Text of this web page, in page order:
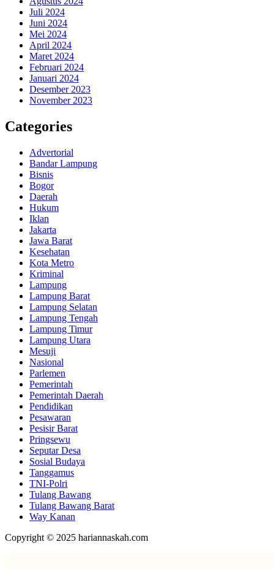
Juli 2024
Juni 2024
Mei 2024
April 2024
Maret 2024
Februari 2024
Januari 2024
Desember 2023
November 2023
Categories
Advertorial
Bandar Lampung
Bisnis
Bogor
Daerah
Hukum
Iklan
Jakarta
Jawa Barat
Kesehatan
Kota Metro
Kriminal
Lampung
Lampung Barat
Lampung Selatan
Lampung Tengah
Lampung Timur
Lampung Utara
Mesuji
Nasional
Parlemen
Pemerintah
Pemerintah Daerah
Pendidikan
Pesawaran
Pesisir Barat
Pringsewu
Seputar Desa
Sosial Budaya
Tanggamus
TNI-Polri
Tulang Bawang
Tulang Bawang Barat
Way Kanan
Copyright © 2025 hariannaskah.com